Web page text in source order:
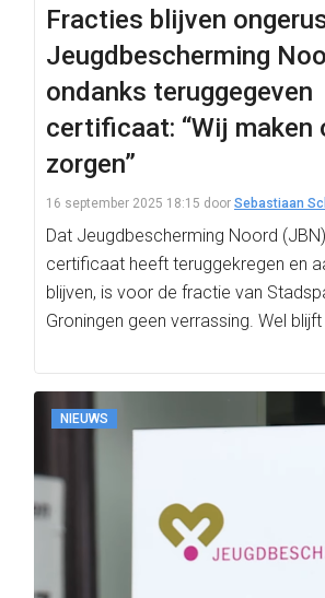
Fracties blijven
Jeugdbescherming
ondanks teruggegeven
certificaat: “Wij maken
zorgen”
16 september 2025 18:15 door Sebastiaan
Dat Jeugdbescherming Noord
certificaat heeft teruggekregen en
blijven, is voor de fractie van
Groningen geen verrassing. Wel
NIEUWS